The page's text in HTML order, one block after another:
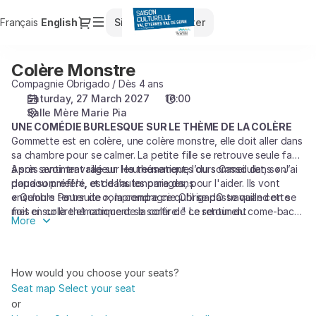
Français Current
English Dialog
Sign in Register
selection
Marie
Pia
27.03.2027
16:00
Colère
Monstre]
Saison
Val
d'Yerres
Val
Colère
Monstre
Colère Monstre
Compagnie Obrigado / Dès 4 ans
Saturday, 27 March 2027
16:00
Salle Mère Marie Pia
UNE COMÉDIE BURLESQUE SUR LE THÈME DE LA COLÈRE
Gommette est en colère, une colère monstre, elle doit aller dans
sa chambre pour se calmer. La petite fille se retrouve seule face
à son sentiment rageur. Heureusement, l’ours Cassoulet, son
doudou préféré, est dans les parages, pour l'aider. Ils vont
ensemble tenter de comprendre ce qu'il se passe quand on se
met en colère et comment se sortir de ce sentiment
Après avoir travaillé sur les thématiques du sommeil dans « J’ai
papa sommeil !», et de l’autonomie dans
« Qu’ours Poursuite », la compagnie ObrigadO travaille cette
fois ci sur la thématique de la colère. " Le retour du come-back
des aventures de Gommette !
More
How would you choose your seats?
Seat map Select your seat
or